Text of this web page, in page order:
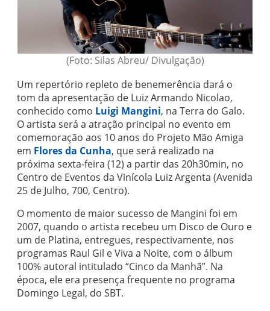
(Foto: Silas Abreu/ Divulgação)
Um repertório repleto de benemerência dará o
tom da apresentação de Luiz Armando Nicolao,
conhecido como Luigi Mangini, na Terra do Galo.
O artista será a atração principal no evento em
comemoração aos 10 anos do Projeto Mão Amiga
em Flores da Cunha, que será realizado na
próxima sexta-feira (12) a partir das 20h30min, no
Centro de Eventos da Vinícola Luiz Argenta (Avenida
25 de Julho, 700, Centro).
O momento de maior sucesso de Mangini foi em
2007, quando o artista recebeu um Disco de Ouro e
um de Platina, entregues, respectivamente, nos
programas Raul Gil e Viva a Noite, com o álbum
100% autoral intitulado “Cinco da Manhã”. Na
época, ele era presença frequente no programa
Domingo Legal, do SBT.